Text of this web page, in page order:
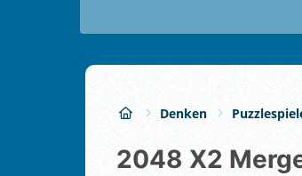
Denken
2048 X2